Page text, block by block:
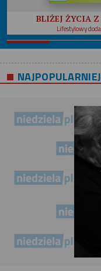
BLIŻEJ ŻYCIA
Lifestylowy